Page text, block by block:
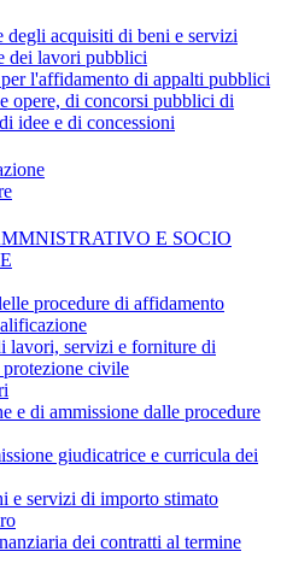
degli acquisiti di beni e servizi
dei lavori pubblici
l'affidamento di appalti pubblici
opere, di concorsi pubblici di
idee e di concessioni
E SOCIO
procedure di affidamento
lavori, servizi e forniture di
protezione civile
e di ammissione dalle procedure
giudicatrice e curricula dei
e servizi di importo stimato
dei contratti al termine